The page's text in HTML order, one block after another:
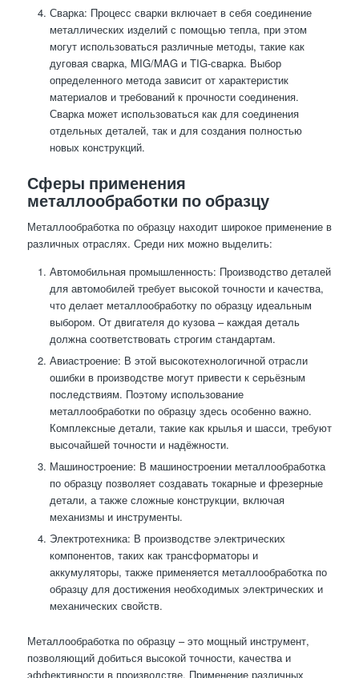
Сварка: Процесс сварки включает в себя соединение
металлических изделий с помощью тепла, при этом
могут использоваться различные методы, такие как
дуговая сварка, MIG/MAG и TIG-сварка. Выбор
определенного метода зависит от характеристик
материалов и требований к прочности соединения.
Сварка может использоваться как для соединения
отдельных деталей, так и для создания полностью
новых конструкций.
Сферы применения
металлообработки по образцу
Металлообработка по образцу находит широкое применение в
различных отраслях. Среди них можно выделить:
Автомобильная промышленность: Производство деталей
для автомобилей требует высокой точности и качества,
что делает металлообработку по образцу идеальным
выбором. От двигателя до кузова – каждая деталь
должна соответствовать строгим стандартам.
Авиастроение: В этой высокотехнологичной отрасли
ошибки в производстве могут привести к серьёзным
последствиям. Поэтому использование
металлообработки по образцу здесь особенно важно.
Комплексные детали, такие как крылья и шасси, требуют
высочайшей точности и надёжности.
Машиностроение: В машиностроении металлообработка
по образцу позволяет создавать токарные и фрезерные
детали, а также сложные конструкции, включая
механизмы и инструменты.
Электротехника: В производстве электрических
компонентов, таких как трансформаторы и
аккумуляторы, также применяется металлообработка по
образцу для достижения необходимых электрических и
механических свойств.
Металлообработка по образцу – это мощный инструмент,
позволяющий добиться высокой точности, качества и
эффективности в производстве. Применение различных